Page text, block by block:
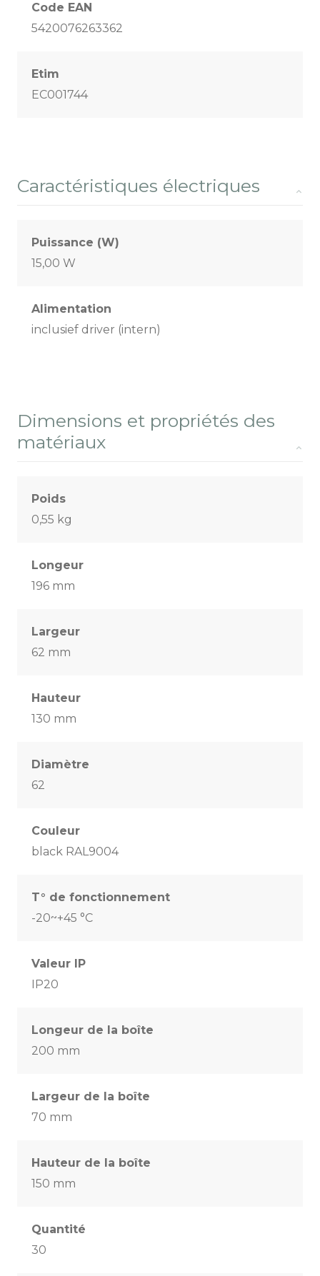
Code EAN
5420076263362
Etim
EC001744
Caractéristiques électriques
Puissance (W)
15,00 W
Alimentation
inclusief driver (intern)
Dimensions et propriétés des
matériaux
Poids
0,55 kg
Longeur
196 mm
Largeur
62 mm
Hauteur
130 mm
Diamètre
62
Couleur
black RAL9004
T° de fonctionnement
-20~+45 °C
Valeur IP
IP20
Longeur de la boîte
200 mm
Largeur de la boîte
70 mm
Hauteur de la boîte
150 mm
Quantité
30